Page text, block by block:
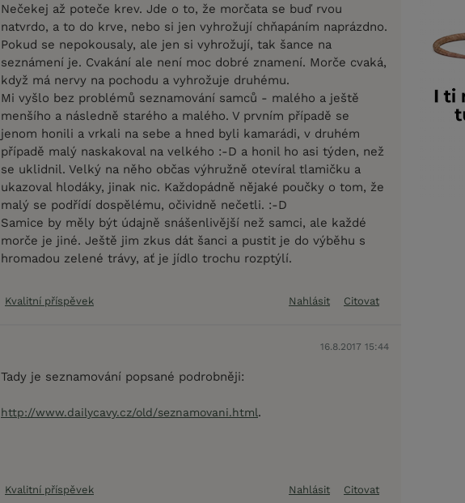
Nečekej až poteče krev. Jde o to, že morčata se buď rvou
natvrdo, a to do krve, nebo si jen vyhrožují chňapáním naprázdno.
Pokud se nepokousaly, ale jen si vyhrožují, tak šance na
seznámení je. Cvakání ale není moc dobré znamení. Morče cvaká,
když má nervy na pochodu a vyhrožuje druhému.
Mi vyšlo bez problémů seznamování samců - malého a ještě
menšího a následně starého a malého. V prvním případě se
jenom honili a vrkali na sebe a hned byli kamarádi, v druhém
případě malý naskakoval na velkého :-D a honil ho asi týden, než
se uklidnil. Velký na něho občas výhružně otevíral tlamičku a
ukazoval hlodáky, jinak nic. Každopádně nějaké poučky o tom, že
malý se podřídí dospělému, očividně nečetli. :-D
Samice by měly být údajně snášenlivější než samci, ale každé
morče je jiné. Ještě jim zkus dát šanci a pustit je do výběhu s
hromadou zelené trávy, ať je jídlo trochu rozptýlí.
Kvalitní příspěvek Nahlásit Citovat
16.8.2017 15:44
Tady je seznamování popsané podrobněji:
http://www.dailycavy.cz/old/seznamovani.html.
Kvalitní příspěvek Nahlásit Citovat